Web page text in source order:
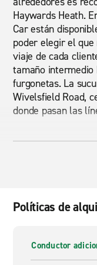
Haywards Heath.
Car están
poder elegir el que
viaje de cada
tamaño
furgonetas. La
Wivelsfield Road,
donde pasan las
Así, alquilando un
visitante tendrá
Bedelands o
senderismo, no
ciudad es Chailey
que también se
Políticas de
Conductor